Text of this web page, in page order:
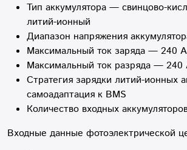
Тип аккумулятора — свинцово-
литий-ионный
Диапазон напряжения
Максимальный ток заряда — 240 А
Максимальный ток разряда — 240
Стратегия зарядки литий-ионных
самоадаптация к BMS
Количество входных
Входные данные фотоэлектрической